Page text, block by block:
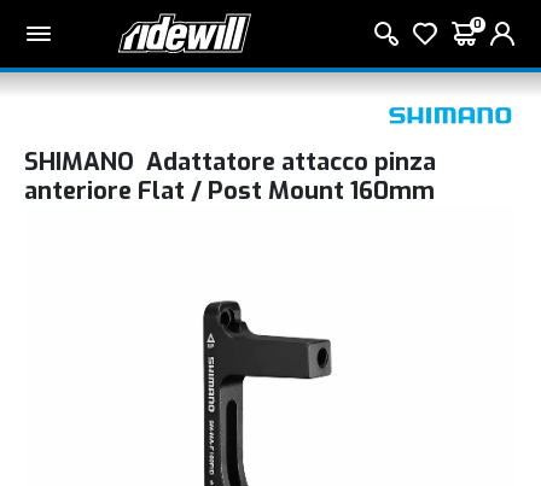
0
SHIMANO Adattatore attacco pinza
anteriore Flat / Post Mount 160mm